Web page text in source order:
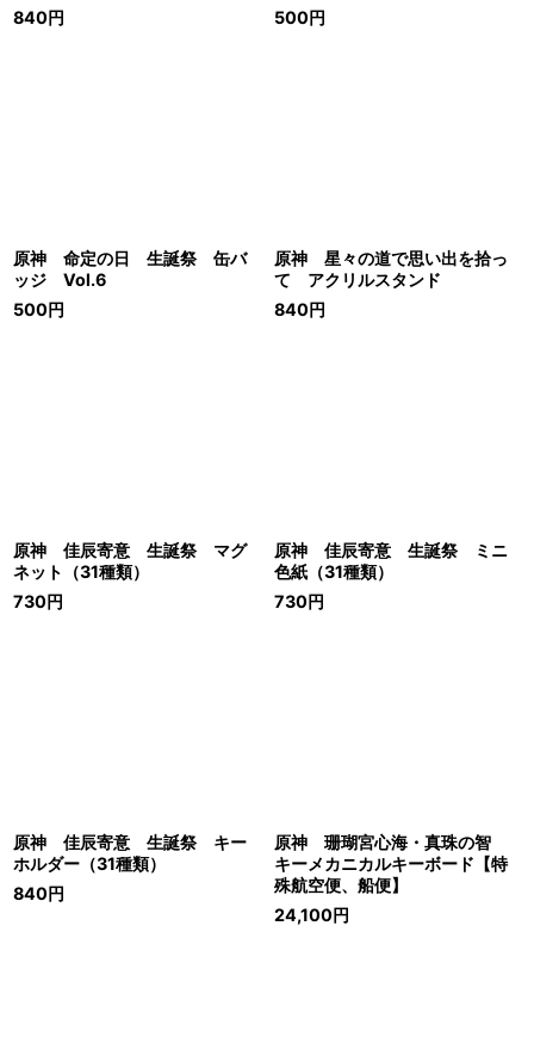
840円
500円
原神 命定の日 生誕祭 缶バ
ッジ Vol.6
500円
原神 星々の道で思い出を拾っ
て アクリルスタンド
840円
原神 佳辰寄意 生誕祭 マグ
ネット（31種類）
730円
原神 佳辰寄意 生誕祭 ミニ
色紙（31種類）
730円
原神 佳辰寄意 生誕祭 キー
ホルダー（31種類）
840円
原神 珊瑚宮心海・真珠の智
キーメカニカルキーボード【特
殊航空便、船便】
24,100円